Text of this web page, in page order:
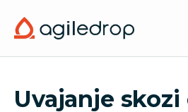
Uvajanje